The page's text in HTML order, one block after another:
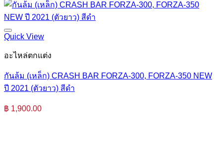
Quick View
อะไหล่ตกแต่ง
กันล้ม (เหล็ก) CRASH BAR FORZA-300, FORZA-350 NEW
ปี 2021 (ตัวยาว) สีดำ
฿ 1,900.00